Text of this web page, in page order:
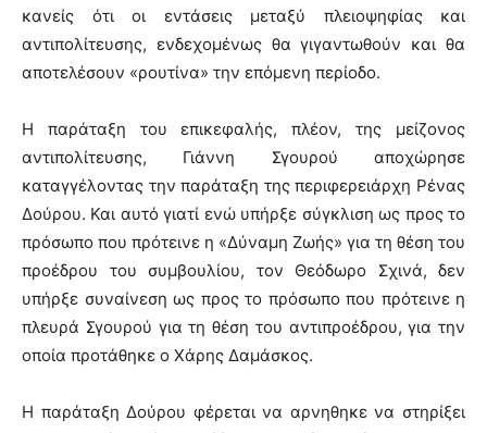
κανείς ότι οι εντάσεις μεταξύ πλειοψηφίας και
αντιπολίτευσης, ενδεχομένως θα γιγαντωθούν και θα
αποτελέσουν «ρουτίνα» την επόμενη περίοδο.
Η παράταξη του επικεφαλής, πλέον, της μείζονος
αντιπολίτευσης, Γιάννη Σγουρού αποχώρησε
καταγγέλοντας την παράταξη της περιφερειάρχη Ρένας
Δούρου. Και αυτό γιατί ενώ υπήρξε σύγκλιση ως προς το
πρόσωπο που πρότεινε η «Δύναμη Ζωής» για τη θέση του
προέδρου του συμβουλίου, τον Θεόδωρο Σχινά, δεν
υπήρξε συναίνεση ως προς το πρόσωπο που πρότεινε η
πλευρά Σγουρού για τη θέση του αντιπροέδρου, για την
οποία προτάθηκε ο Χάρης Δαμάσκος.
Η παράταξη Δούρου φέρεται να αρνηθηκε να στηρίξει